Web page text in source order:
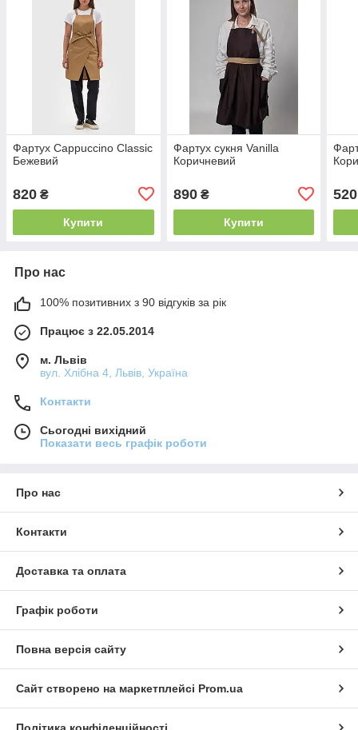
Фартух Cappuccino Classic
Бежевий
820 ₴
Купити
Фартух сукня Vanilla
Коричневий
890₴
Купити
520
Про нас
100% позитивних з 90 відгуків за рік
Працює з 22.05.2014
м. Львів
вул. Хлібна 4, Львів, Україна
Контакти
Сьогодні вихідний
Показати весь графік роботи
Про нас
Контакти
Доставка та оплата
Графік роботи
Повна версія сайту
Сайт створено на маркетплейсі Prom.ua